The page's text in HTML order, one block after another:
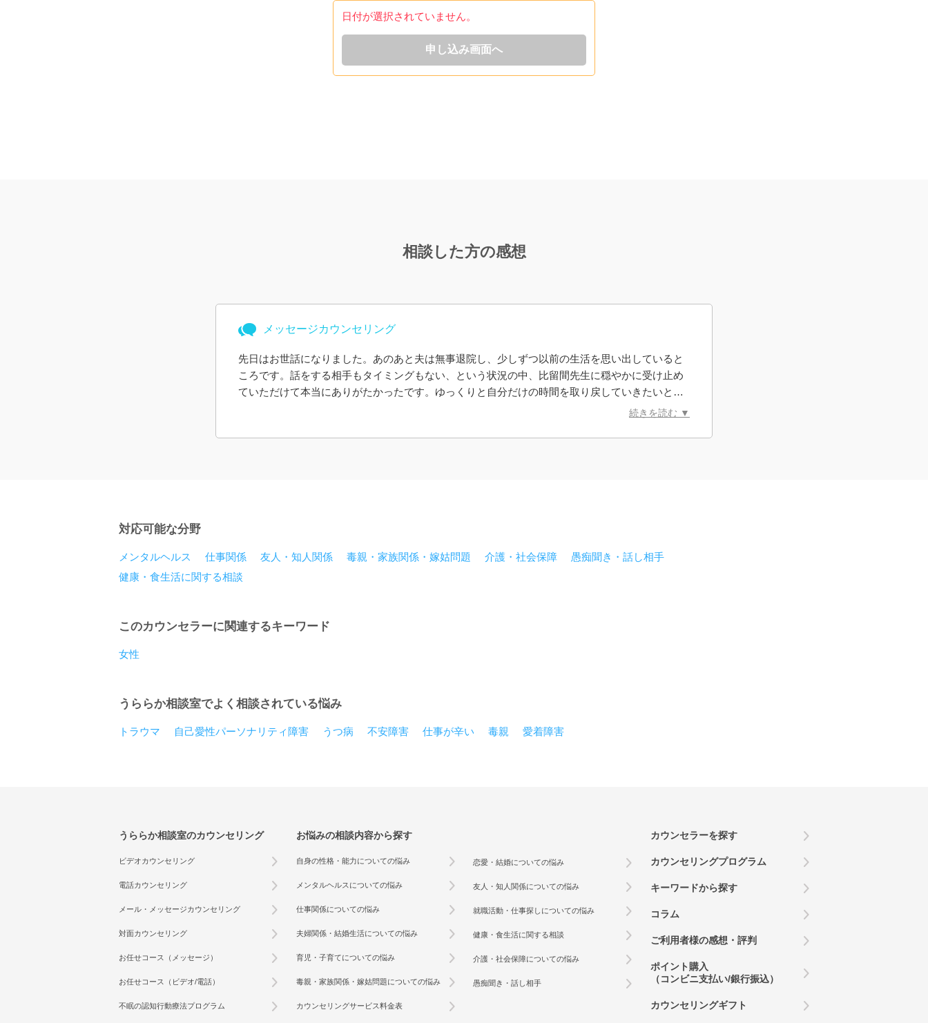
日付が選択されていません。
申し込み画面へ
相談した方の感想
メッセージカウンセリング
先日はお世話になりました。あのあと夫は無事退院し、少しずつ以前の生活を思い出していると
ころです。話をする相手もタイミングもない、という状況の中、比留間先生に穏やかに受け止め
ていただけて本当にありがたかったです。ゆっくりと自分だけの時間を取り戻していきたいと思
続きを読む ▼
対応可能な分野
メンタルヘルス 仕事関係 友人・知人関係 毒親・家族関係・嫁姑問題 介護・社会保障
愚痴聞き・話し相手
健康・食生活に関する相談
このカウンセラーに関連するキーワード
女性
うららか相談室でよく相談されている悩み
トラウマ 自己愛性パーソナリティ障害 うつ病 不安障害 仕事が辛い 毒親 愛着障害
うららか相談室のカウンセリング
ビデオカウンセリング
電話カウンセリング
メール・メッセージカウンセリング
対面カウンセリング
お任せコース（メッセージ）
お任せコース（ビデオ/電話）
不眠の認知行動療法プログラム
お悩みの相談内容から探す
自身の性格・能力についての悩み
メンタルヘルスについての悩み
仕事関係についての悩み
夫婦関係・結婚生活についての悩み
育児・子育てについての悩み
毒親・家族関係・嫁姑問題についての悩み
カウンセリングサービス料金表
恋愛・結婚についての悩み
友人・知人関係についての悩み
就職活動・仕事探しについての悩み
健康・食生活に関する相談
介護・社会保障についての悩み
愚痴聞き・話し相手
カウンセラーを探す
カウンセリングプログラム
キーワードから探す
コラム
ご利用者様の感想・評判
ポイント購入
（コンビニ支払い/銀行振込）
カウンセリングギフト